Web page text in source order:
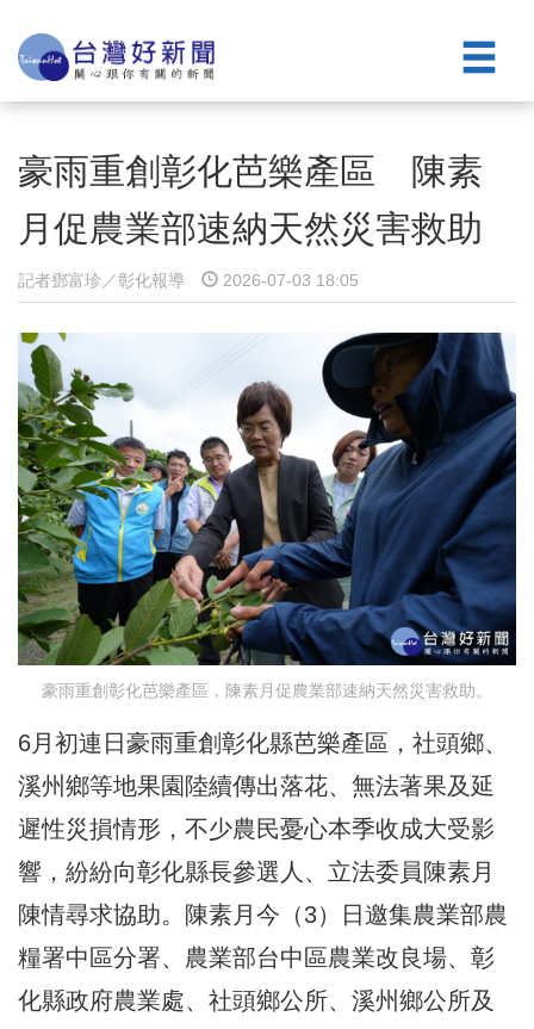
豪雨重創彰化芭樂產區 陳素
月促農業部速納天然災害救助
記者鄧富珍／彰化報導 2026-07-03 18:05
豪雨重創彰化芭樂產區，陳素月促農業部速納天然災害救助。
6月初連日豪雨重創彰化縣芭樂產區，社頭鄉、
溪州鄉等地果園陸續傳出落花、無法著果及延
遲性災損情形，不少農民憂心本季收成大受影
響，紛紛向彰化縣長參選人、立法委員陳素月
陳情尋求協助。陳素月今（3）日邀集農業部農
糧署中區分署、農業部台中區農業改良場、彰
化縣政府農業處、社頭鄉公所、溪州鄉公所及